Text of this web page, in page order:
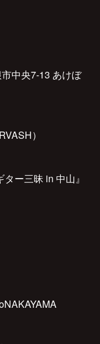
中央7-13 あけぼ
）
ー三昧 in 中山』